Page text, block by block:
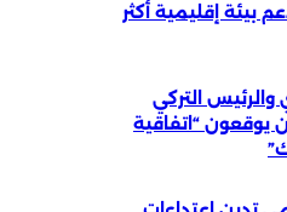
بيئة إقليمية أكثر
التركي
يوقعون “اتفاقية